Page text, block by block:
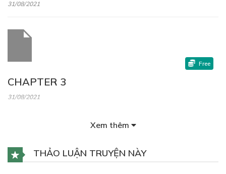
31/08/2021
CHAPTER 3
31/08/2021
Free
Xem thêm
THẢO LUẬN TRUYỆN NÀY